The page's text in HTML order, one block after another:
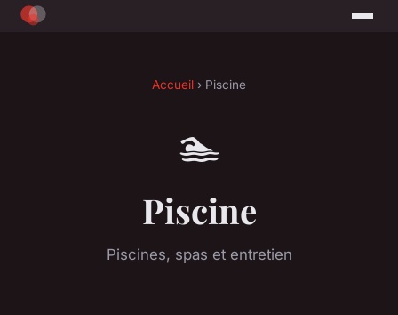
Accueil › Piscine
🏊
Piscine
Piscines, spas et entretien